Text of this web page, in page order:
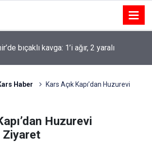
Haber
Kars Açık Kapı’dan Huzurevi
Huzurevi
Ziyaret